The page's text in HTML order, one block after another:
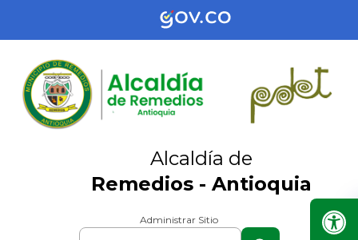
Alcaldía de
Remedios - Antioquia
Administrar Sitio